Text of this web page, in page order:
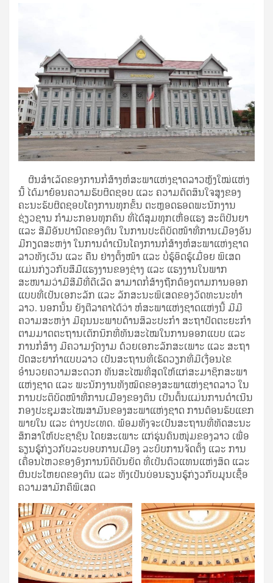
ຜົນສໍາເລັດຂອງການກໍ່ສ້າງຫໍສະພາແຫ່ງຊາດລາວຫຼັງໃໝ່ແຫ່ງ
ນີ້ ໄດ້ມາຍ້ອນຄວາມຮັບຜິດຊອບ ແລະ ຄວາມຕັດສິນໃຈສູງຂອງ
ຄະນະຮັບຜິດຊອບໂຄງການທຸກຂັ້ນ ຕະຫຼອດຮອດພະນັກງານ
ຊ່ຽວຊານ ກໍາມະກອນທຸກຄົນ ທີ່ໄດ້ສຸມທຸກເຫື່ອແຮງ ສະຕິປັນຍາ
ແລະ ສີມືອັນປານີດຂອງຕົນ ໃນການປະຕິບັດໜ້າທີ່ການເມືອງອັນ
ມີກຽດສະຫງ່າ ໃນການດໍາເນີນໂຄງການກໍ່ສ້າງຫໍສະພາແຫ່ງຊາດ
ລາວທັງເວັນ ແລະ ຄືນ ຢ່າງຕັ້ງໜ້າ ແລະ ບໍ່ຮູ້ອິດຮູ້ເມື່ອຍ ພິເສດ
ແມ່ນກ່ຽວກັບສີມືແຮງງານຂອງຊ່າງ ແລະ ແຮງງານໃນພາກ
ສະໜາມວ່າມີສີມືທີ່ດີເລີດ ສາມາດກໍ່ສ້າງຖືກຕ້ອງຕາມການອອກ
ແບບທີ່ເປັນເອກະລັກ ແລະ ລັກສະນະພິເສດຂອງວັດທະນະທຳ
ລາວ. ນອກນັ້ນ ຍັງຕີລາຄາໄດ້ວ່າ ຫໍສະພາແຫ່ງຊາດແຫ່ງນີ້ ມີມີ
ຄວາມສະຫງ່າ ມີຄຸນນະພາບດ້ານສິລະປະກໍາ ສະຖາປັດຕະຍະກໍາ
ຕາມມາດຕະຖານເຕັກນິກທີ່ທັນສະໄໝໃນການອອກແບບ ແລະ
ການກໍ່ສ້າງ ມີຄວາມງົດງາມ ດ້ວຍເອກະລັກສະເພາະ ແລະ ສະຖາ
ປັດສະຍາກຳແບບລາວ ເປັນສະຖານທີ່ເຮັດວຽກທີ່ມີເງື່ອນໄຂ
ອຳນວຍຄວາມສະດວກ ທັນສະໄໝທີ່ສຸດໃຫ້ແກ່ສະມາຊິກສະພາ
ແຫ່ງຊາດ ແລະ ພະນັກງານທັງໝົດຂອງສະພາແຫ່ງຊາດລາວ ໃນ
ການປະຕິບັດໜ້າທີ່ການເມືອງຂອງຕົນ ເປັນຕົ້ນແມ່ນການດໍາເນີນ
ກອງປະຊຸມສະໄໝສາມັນຂອງສະພາແຫ່ງຊາດ ການຕ້ອນຮັບແຂກ
ພາຍໃນ ແລະ ຕ່າງປະເທດ. ພ້ອມທັງຈະເປັນສະຖານທີ່ທັດສະນະ
ສຶກສາໃຫ້ປະຊາຊົນ ໂດຍສະເພາະ ແກ່ຮຸ່ນຄົນໜຸ່ມຂອງລາວ ເພື່ອ
ຮຽນຮູ້ກ່ຽວກັບລະບອບການເມືອງ ລະບົບການຈັດຕັ້ງ ແລະ ການ
ເຄື່ອນໄຫວຂອງອົງການນິຕິບັນຍັດ ທີ່ເປັນຕົວແທນແຫ່ງສິດ ແລະ
ຜົນປະໂຫຍດຂອງຕົນ ແລະ ທັງເປັນບ່ອນຮຽນຮູ້ກ່ຽວກັບມູນເຊື້ອ
ຄວາມສາມັກຄີພິເສດ